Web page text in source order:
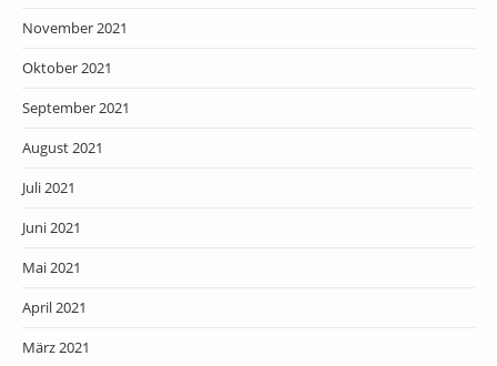
November 2021
Oktober 2021
September 2021
August 2021
Juli 2021
Juni 2021
Mai 2021
April 2021
März 2021